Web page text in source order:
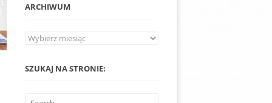
ARCHIWUM
Archiwum
SZUKAJ NA STRONIE: